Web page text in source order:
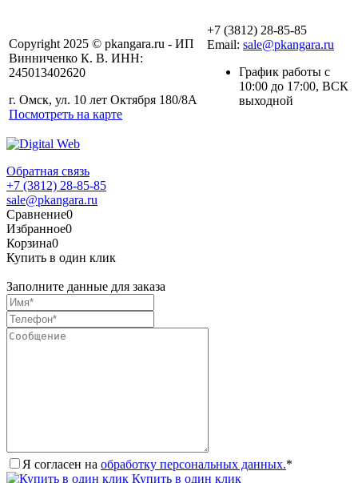
Copyright 2025 © pkangara.ru - ИП
Винниченко К. В. ИНН:
245013402620
г. Омск, ул. 10 лет Октября 180/8А
Посмотреть на карте
+7 (3812) 28-85-85
Email: sale@pkangara.ru
График работы с
10:00 до 17:00, ВСК
выходной
Обратная связь
+7 (3812) 28-85-85
sale@pkangara.ru
Сравнение0
Избранное0
Корзина0
Купить в один клик
Заполните данные для заказа
Я согласен на обработку персональных данных.*
Купить в один клик